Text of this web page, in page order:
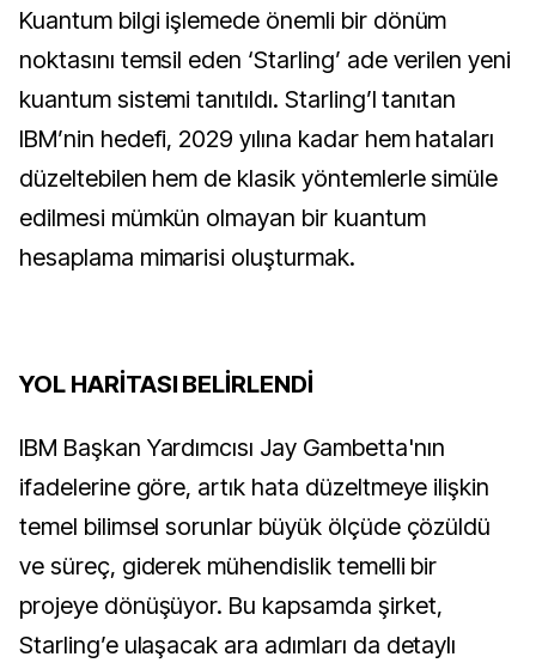
Kuantum bilgi işlemede önemli bir dönüm
noktasını temsil eden ‘Starling’ ade verilen yeni
kuantum sistemi tanıtıldı. Starling’I tanıtan
IBM’nin hedefi, 2029 yılına kadar hem hataları
düzeltebilen hem de klasik yöntemlerle simüle
edilmesi mümkün olmayan bir kuantum
hesaplama mimarisi oluşturmak.
YOL HARİTASI BELİRLENDİ
IBM Başkan Yardımcısı Jay Gambetta'nın
ifadelerine göre, artık hata düzeltmeye ilişkin
temel bilimsel sorunlar büyük ölçüde çözüldü
ve süreç, giderek mühendislik temelli bir
projeye dönüşüyor. Bu kapsamda şirket,
Starling’e ulaşacak ara adımları da detaylı